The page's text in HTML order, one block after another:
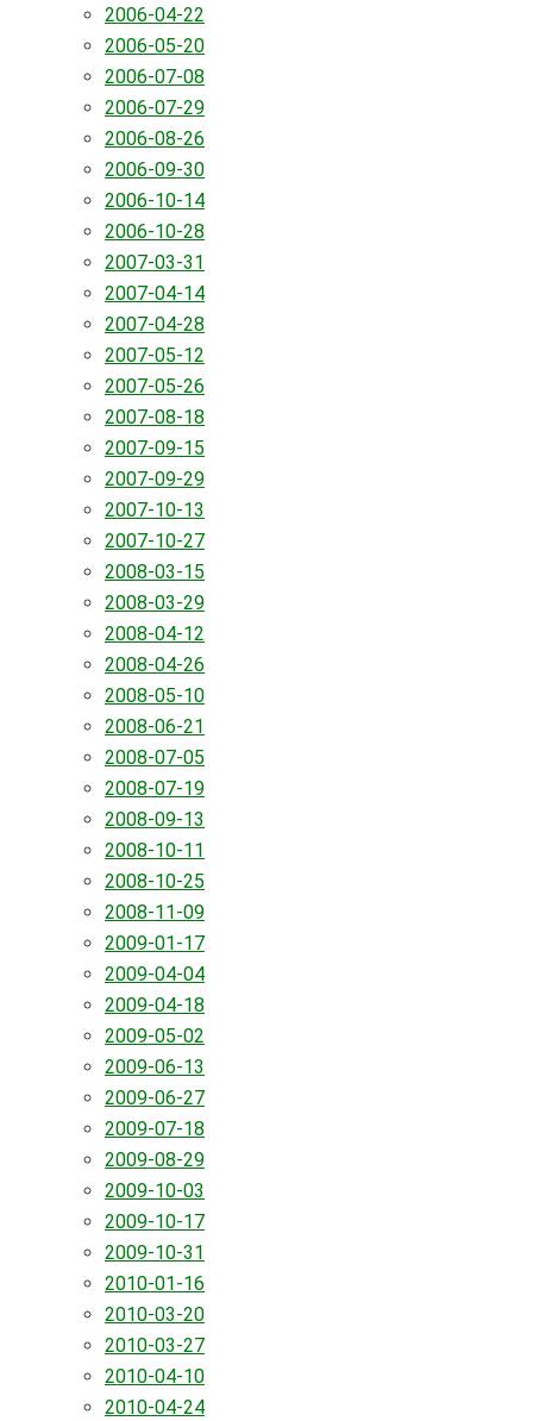
2006-04-22
2006-05-20
2006-07-08
2006-07-29
2006-08-26
2006-09-30
2006-10-14
2006-10-28
2007-03-31
2007-04-14
2007-04-28
2007-05-12
2007-05-26
2007-08-18
2007-09-15
2007-09-29
2007-10-13
2007-10-27
2008-03-15
2008-03-29
2008-04-12
2008-04-26
2008-05-10
2008-06-21
2008-07-05
2008-07-19
2008-09-13
2008-10-11
2008-10-25
2008-11-09
2009-01-17
2009-04-04
2009-04-18
2009-05-02
2009-06-13
2009-06-27
2009-07-18
2009-08-29
2009-10-03
2009-10-17
2009-10-31
2010-01-16
2010-03-20
2010-03-27
2010-04-10
2010-04-24